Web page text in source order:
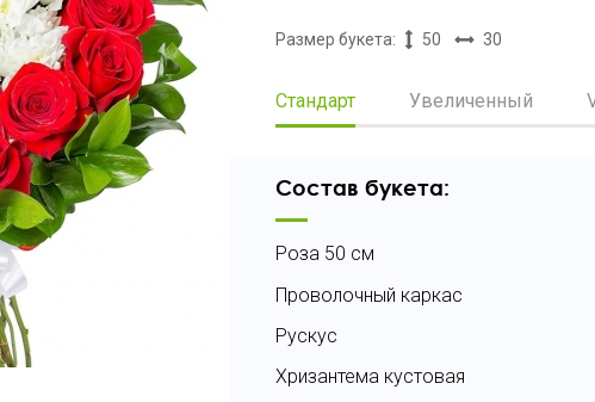
Размер букета: 50 30
Стандарт Увеличенный
Состав букета:
Роза 50 см
Проволочный каркас
Рускус
Хризантема кустовая